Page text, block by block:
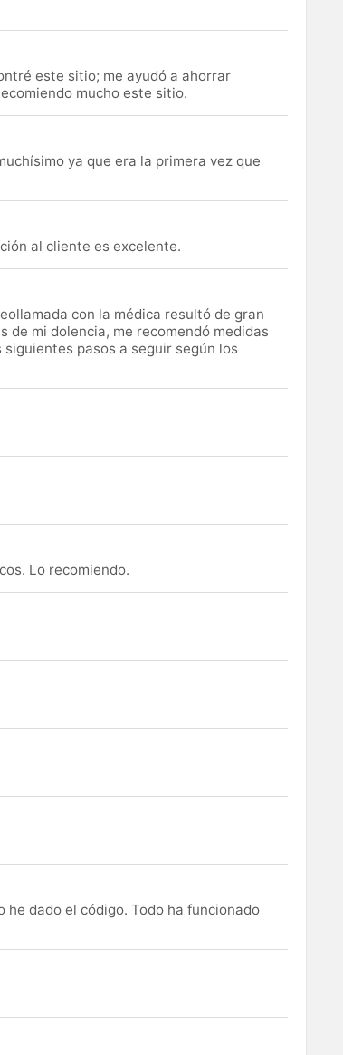
este sitio; me ayudó a ahorrar
mucho este sitio.
ya que era la primera vez que
al cliente es excelente.
con la médica resultó de gran
de mi dolencia, me recomendó medidas
pasos a seguir según los
Lo recomiendo.
he dado el código. Todo ha funcionado